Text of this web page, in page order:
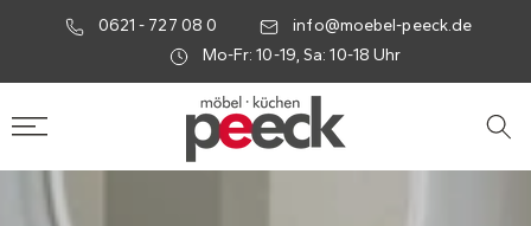
0621 - 727 08 0
info@moebel-peeck.de
Mo-Fr: 10-19, Sa: 10-18 Uhr